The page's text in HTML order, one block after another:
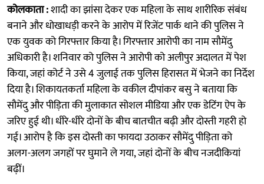
कोलकाता :शादी का झांसा देकर एक महिला के साथ शारीरिक संबंध
बनाने और धोखाधड़ी करने के आरोप में रिजेंट पार्क थाने की पुलिस ने
एक युवक को गिरफ्तार किया है। गिरफ्तार आरोपी का नाम सौमेंदु
अधिकारी है। शनिवार को पुलिस ने आरोपी को अलीपुर अदालत में पेश
किया, जहां कोर्ट ने उसे 4 जुलाई तक पुलिस हिरासत में भेजने का निर्देश
दिया है। शिकायतकर्ता महिला के वकील दीपांकर बसु ने बताया कि
सौमेंदु और पीड़िता की मुलाकात सोशल मीडिया और एक डेटिंग ऐप के
जरिए हुई थी। धीरे-धीरे दोनों के बीच बातचीत बढ़ी और दोस्ती गहरी हो
गई। आरोप है कि इस दोस्ती का फायदा उठाकर सौमेंदु पीड़िता को
अलग-अलग जगहों पर घुमाने ले गया, जहां दोनों के बीच नजदीकियां
बढ़ीं।